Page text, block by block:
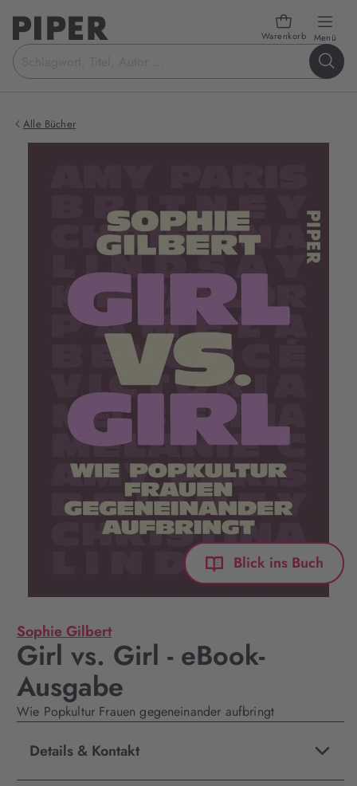
Warenkorb Menü
Suchbegriff
eingeben
Alle Bücher
Blick ins Buch
Sophie Gilbert
Girl vs. Girl - eBook-
Ausgabe
Wie Popkultur Frauen gegeneinander aufbringt
Details & Kontakt